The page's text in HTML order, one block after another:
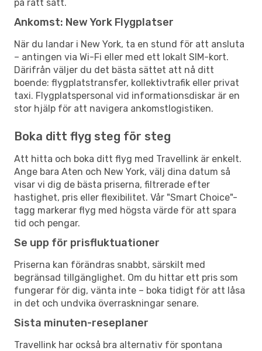
på rätt sätt.
Ankomst: New York Flygplatser
När du landar i New York, ta en stund för att ansluta
– antingen via Wi-Fi eller med ett lokalt SIM-kort.
Därifrån väljer du det bästa sättet att nå ditt
boende: flygplatstransfer, kollektivtrafik eller privat
taxi. Flygplatspersonal vid informationsdiskar är en
stor hjälp för att navigera ankomstlogistiken.
Boka ditt flyg steg för steg
Att hitta och boka ditt flyg med Travellink är enkelt.
Ange bara Aten och New York, välj dina datum så
visar vi dig de bästa priserna, filtrerade efter
hastighet, pris eller flexibilitet. Vår "Smart Choice"-
tagg markerar flyg med högsta värde för att spara
tid och pengar.
Se upp för prisfluktuationer
Priserna kan förändras snabbt, särskilt med
begränsad tillgänglighet. Om du hittar ett pris som
fungerar för dig, vänta inte – boka tidigt för att låsa
in det och undvika överraskningar senare.
Sista minuten-reseplaner
Travellink har också bra alternativ för spontana